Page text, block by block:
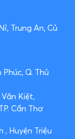
Trung An, Củ
Q. Thủ
Kiệt,
Cần Thơ
, Huyện Triệu